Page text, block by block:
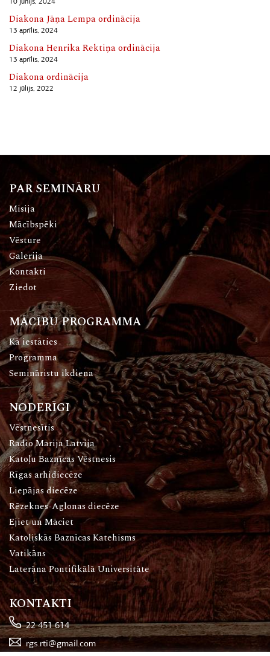
Diakona Jāņa Lempa ordinācija
13 aprīlis, 2024
Diakona Henrika Rektiņa ordinācija
13 aprīlis, 2024
Diakona ordinācija
12 jūlijs, 2022
PAR SEMINĀRU
Misija
Mācībspēki
Vēsture
Galerija
Kontakti
Ziedot
MĀCĪBU PROGRAMMA
Kā iestāties
Programma
Semināristu ikdiena
NODERĪGI
Vēstnesītis
Radio Marija Latvija
Katoļu Baznīcas Vēstnesis
Rīgas arhidiecēze
Liepājas diecēze
Rēzeknes-Aglonas diecēze
Ejiet un Māciet
Katoliskās Baznīcas Katehisms
Vatikāns
Laterāna Pontifikālā Universitāte
KONTAKTI
22 451 614
rgs.rti@gmail.com